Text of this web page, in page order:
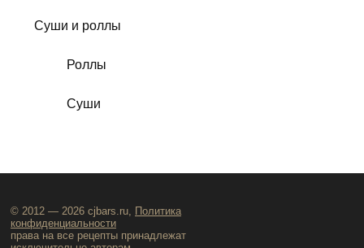
Суши и роллы
Роллы
Суши
© 2012 — 2026 cjbars.ru, Политика
конфиденциальности
права на все рецепты принадлежат